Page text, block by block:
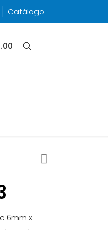
Catálogo
6mm x